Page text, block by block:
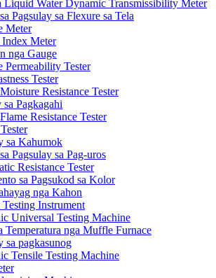
Liquid Water Dynamic Transmissibility Meter
Pagsulay sa Flexure sa Tela
Meter
Meter
nga Gauge
Permeability Tester
Tester
Resistance Tester
Pagkagahi
Resistance Tester
sa Kahumok
Pagsulay sa Pag-uros
Resistance Tester
sa Pagsukod sa Kolor
nga Kahon
Instrument
Universal Testing Machine
Temperatura nga Muffle Furnace
sa pagkasunog
Tensile Testing Machine